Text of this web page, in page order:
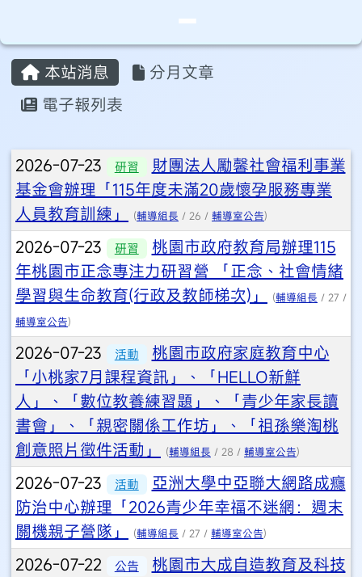
桃園市永安實驗中學
⏸
主內容區域
本站消息
分月文章
電子報列表
文章列表
2026-07-23 研習
財團法人勵馨社會福利事業
基金會辦理「115年度未滿20歲懷孕服務專業
人員教育訓練」
(輔導組長 / 26 / 輔導室公告)
2026-07-23 研習
桃園市政府教育局辦理115
年桃園市正念專注力研習營 「正念、社會情緒
學習與生命教育(行政及教師梯次)」
(輔導組長 / 27 /
輔導室公告)
2026-07-23 活動
桃園市政府家庭教育中心
「小桃家7月課程資訊」、「HELLO新鮮
人」、「數位教養練習題」、「青少年家長讀
書會」、「親密關係工作坊」、「祖孫樂淘桃
創意照片徵件活動」
(輔導組長 / 28 / 輔導室公告)
2026-07-23 活動
亞洲大學中亞聯大網路成癮
防治中心辦理「2026青少年幸福不迷網：週末
關機親子營隊」
(輔導組長 / 27 / 輔導室公告)
2026-07-22 公告
桃園市大成自造教育及科技
頁尾區域